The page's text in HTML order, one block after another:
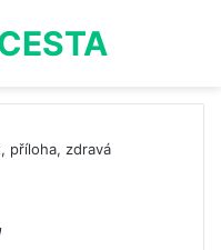
příloha, zdravá